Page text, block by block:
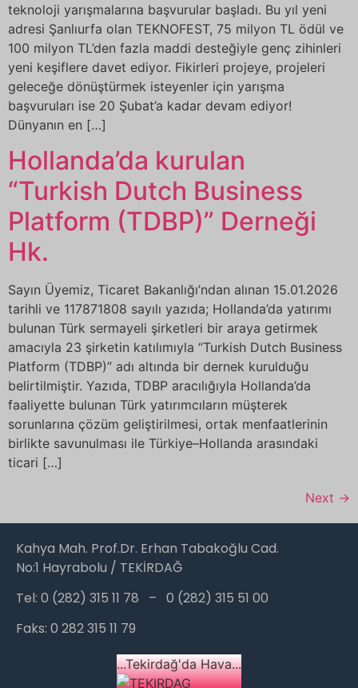
teknoloji yarışmalarına başvurular başladı. Bu yıl yeni
adresi Şanlıurfa olan TEKNOFEST, 75 milyon TL ödül ve
100 milyon TL’den fazla maddi desteğiyle genç zihinleri
yeni keşiflere davet ediyor. Fikirleri projeye, projeleri
geleceğe dönüştürmek isteyenler için yarışma
başvuruları ise 20 Şubat’a kadar devam ediyor!
Dünyanın en […]
Hollanda’da kurulan
“Turkish Dutch Business
Platform (TDBP)” Derneği
Hk.
Sayın Üyemiz, Ticaret Bakanlığı’ndan alınan 15.01.2026
tarihli ve 117871808 sayılı yazıda; Hollanda’da yatırımı
bulunan Türk sermayeli şirketleri bir araya getirmek
amacıyla 23 şirketin katılımıyla “Turkish Dutch Business
Platform (TDBP)” adı altında bir dernek kurulduğu
belirtilmiştir. Yazıda, TDBP aracılığıyla Hollanda’da
faaliyette bulunan Türk yatırımcıların müşterek
sorunlarına çözüm geliştirilmesi, ortak menfaatlerinin
birlikte savunulması ile Türkiye–Hollanda arasındaki
ticari […]
Next →
Kahya Mah. Prof.Dr. Erhan Tabakoğlu Cad.
No:1 Hayrabolu / TEKİRDAĞ
Tel: 0 (282) 315 11 78 – 0 (282) 315 51 00
Faks: 0 282 315 11 79
...Tekirdağ'da Hava...